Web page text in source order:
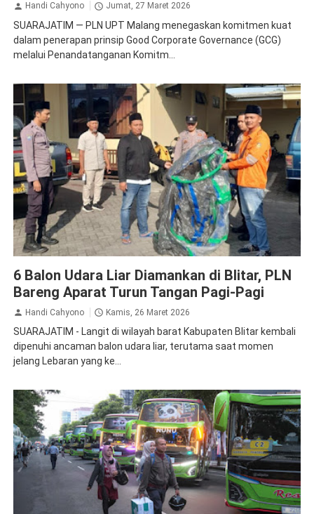
Handi Cahyono Jumat, 27 Maret 2026
SUARAJATIM — PLN UPT Malang menegaskan komitmen kuat
dalam penerapan prinsip Good Corporate Governance (GCG)
melalui Penandatanganan Komitm...
6 Balon Udara Liar Diamankan di Blitar, PLN
Bareng Aparat Turun Tangan Pagi-Pagi
Handi Cahyono Kamis, 26 Maret 2026
SUARAJATIM - Langit di wilayah barat Kabupaten Blitar kembali
dipenuhi ancaman balon udara liar, terutama saat momen
jelang Lebaran yang ke...